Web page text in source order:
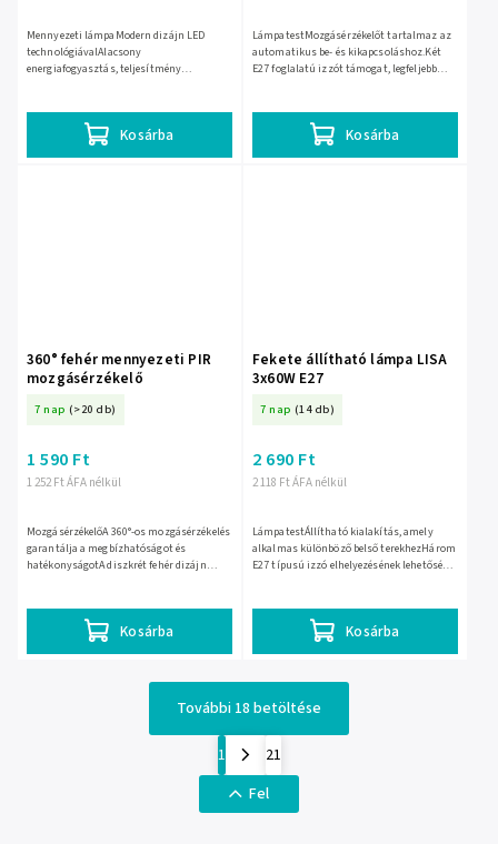
Kosárba
Mennyezeti lámpaModern dizájn LED
technológiávalAlacsony
energiafogyasztás, teljesítmény
Kosárba
LámpatestMozgásérzékelőt tartalmaz az
automatikus be- és kikapcsoláshoz.Két
E27 foglalatú izzót támogat, legfeljebb
360° fehér mennyezeti PIR
mozgásérzékelő
7 nap (>20 db)
1 252 Ft ÁFA nélkül
1 590 Ft
Kosárba
MozgásérzékelőA 360°-os mozgásérzékelés
garantálja a megbízhatóságot és
hatékonyságotA diszkrét fehér dizájn
Fekete állítható lámpa LISA
3x60W E27
7 nap (14 db)
2 118 Ft ÁFA nélkül
2 690 Ft
Kosárba
LámpatestÁllítható kialakítás, amely
alkalmas különböző belső terekhezHárom
E27 típusú izzó elhelyezésének lehetősége,
További 18 betöltése
1
21
Fel